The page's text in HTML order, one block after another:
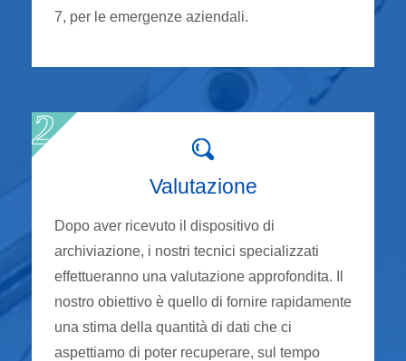
7, per le emergenze aziendali.
Valutazione
Dopo aver ricevuto il dispositivo di
archiviazione, i nostri tecnici specializzati
effettueranno una valutazione approfondita. Il
nostro obiettivo è quello di fornire rapidamente
una stima della quantità di dati che ci
aspettiamo di poter recuperare, sul tempo